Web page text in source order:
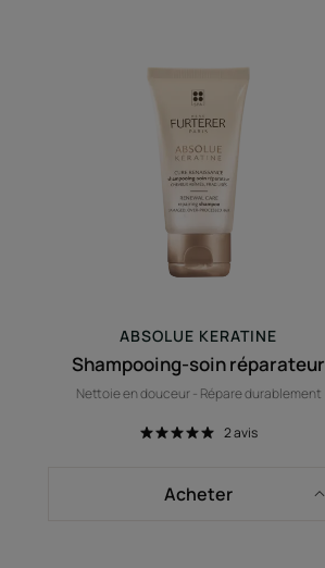
réparateur
ABSOLUE KERATINE
Shampooing-soin réparateur
Nettoie en douceur - Répare durablement
2avis
Acheter